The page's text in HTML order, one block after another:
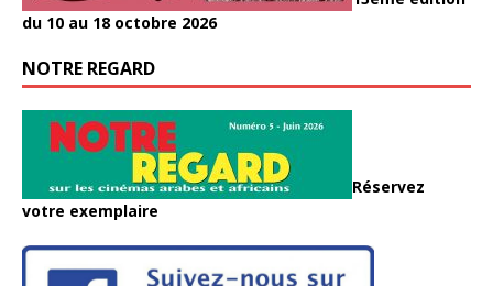
du 10 au 18 octobre 2026
NOTRE REGARD
Réservez
votre exemplaire